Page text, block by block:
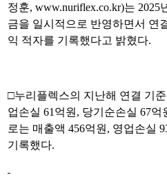
정훈, www.nuriflex.co.kr)는 2025
금을 일시적으로 반영하면서 연
익 적자를 기록했다고 밝혔다.
□누리플렉스의 지난해 연결 기
업손실 61억원, 당기순손실 67
로는 매출액 456억원, 영업손실
기록했다.